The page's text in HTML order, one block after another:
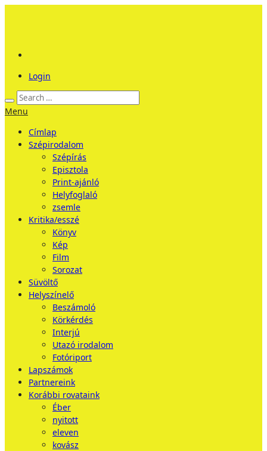
Login
Menu
Címlap
Szépirodalom
Szépírás
Episztola
Print-ajánló
Helyfoglaló
zsemle
Kritika/esszé
Könyv
Kép
Film
Sorozat
Süvöltő
Helyszínelő
Beszámoló
Körkérdés
Interjú
Utazó irodalom
Fotóriport
Lapszámok
Partnereink
Korábbi rovataink
Éber
nyitott
eleven
kovász